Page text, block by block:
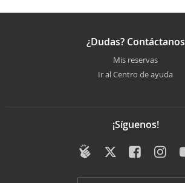
¿Dudas? Contáctanos
Mis reservas
Ir al Centro de ayuda
¡Síguenos!